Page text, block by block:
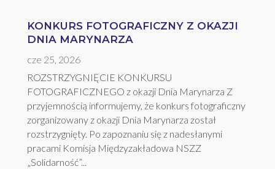
KONKURS FOTOGRAFICZNY Z OKAZJI
DNIA MARYNARZA
cze 25, 2026
ROZSTRZYGNIĘCIE KONKURSU
FOTOGRAFICZNEGO z okazji Dnia Marynarza Z
przyjemnością informujemy, że konkurs fotograficzny
zorganizowany z okazji Dnia Marynarza został
rozstrzygnięty. Po zapoznaniu się z nadesłanymi
pracami Komisja Międzyzakładowa NSZZ
„Solidarność”...